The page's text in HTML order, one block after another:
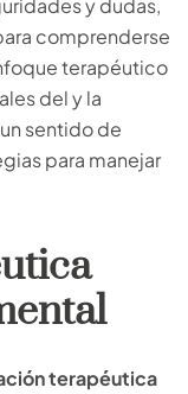
comprenderse
terapéutico
del y la
sentido de
para manejar
terapéutica